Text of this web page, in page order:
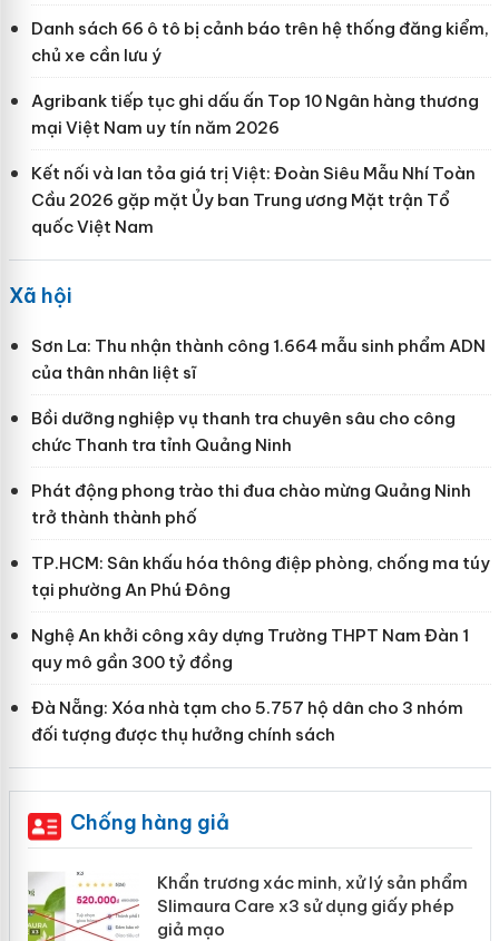
Danh sách 66 ô tô bị cảnh báo trên hệ thống đăng kiểm,
chủ xe cần lưu ý
Agribank tiếp tục ghi dấu ấn Top 10 Ngân hàng thương
mại Việt Nam uy tín năm 2026
Kết nối và lan tỏa giá trị Việt: Đoàn Siêu Mẫu Nhí Toàn
Cầu 2026 gặp mặt Ủy ban Trung ương Mặt trận Tổ
quốc Việt Nam
Xã hội
Sơn La: Thu nhận thành công 1.664 mẫu sinh phẩm ADN
của thân nhân liệt sĩ
Bồi dưỡng nghiệp vụ thanh tra chuyên sâu cho công
chức Thanh tra tỉnh Quảng Ninh
Phát động phong trào thi đua chào mừng Quảng Ninh
trở thành thành phố
TP.HCM: Sân khấu hóa thông điệp phòng, chống ma túy
tại phường An Phú Đông
Nghệ An khởi công xây dựng Trường THPT Nam Đàn 1
quy mô gần 300 tỷ đồng
Đà Nẵng: Xóa nhà tạm cho 5.757 hộ dân cho 3 nhóm
đối tượng được thụ hưởng chính sách
Chống hàng giả
Khẩn trương xác minh, xử lý sản phẩm
Slimaura Care x3 sử dụng giấy phép
giả mạo